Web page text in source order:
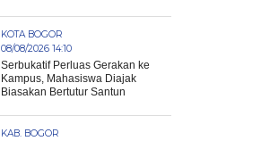
KOTA BOGOR
08/08/2026 14:10
Serbukatif Perluas Gerakan ke
Kampus, Mahasiswa Diajak
Biasakan Bertutur Santun
KAB. BOGOR